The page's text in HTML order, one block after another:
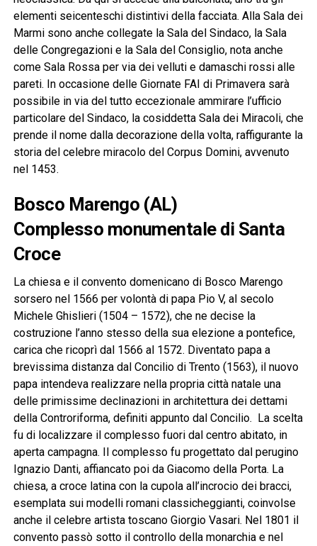
elementi seicenteschi distintivi della facciata. Alla Sala dei
Marmi sono anche collegate la Sala del Sindaco, la Sala
delle Congregazioni e la Sala del Consiglio, nota anche
come Sala Rossa per via dei velluti e damaschi rossi alle
pareti. In occasione delle Giornate FAI di Primavera sarà
possibile in via del tutto eccezionale ammirare l’ufficio
particolare del Sindaco, la cosiddetta Sala dei Miracoli, che
prende il nome dalla decorazione della volta, raffigurante la
storia del celebre miracolo del Corpus Domini, avvenuto
nel 1453.
Bosco Marengo (AL)
Complesso monumentale di Santa
Croce
La chiesa e il convento domenicano di Bosco Marengo
sorsero nel 1566 per volontà di papa Pio V, al secolo
Michele Ghislieri (1504 – 1572), che ne decise la
costruzione l’anno stesso della sua elezione a pontefice,
carica che ricoprì dal 1566 al 1572. Diventato papa a
brevissima distanza dal Concilio di Trento (1563), il nuovo
papa intendeva realizzare nella propria città natale una
delle primissime declinazioni in architettura dei dettami
della Controriforma, definiti appunto dal Concilio. La scelta
fu di localizzare il complesso fuori dal centro abitato, in
aperta campagna. Il complesso fu progettato dal perugino
Ignazio Danti, affiancato poi da Giacomo della Porta. La
chiesa, a croce latina con la cupola all’incrocio dei bracci,
esemplata sui modelli romani classicheggianti, coinvolse
anche il celebre artista toscano Giorgio Vasari. Nel 1801 il
convento passò sotto il controllo della monarchia e nel